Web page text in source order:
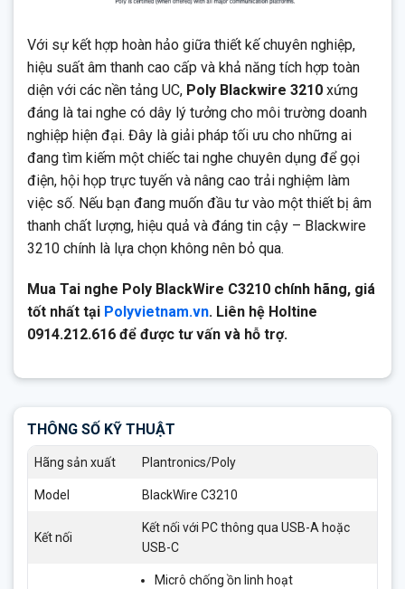
Với sự kết hợp hoàn hảo giữa thiết kế chuyên nghiệp,
hiệu suất âm thanh cao cấp và khả năng tích hợp toàn
diện với các nền tảng UC, Poly Blackwire 3210 xứng
đáng là tai nghe có dây lý tưởng cho môi trường doanh
nghiệp hiện đại. Đây là giải pháp tối ưu cho những ai
đang tìm kiếm một chiếc tai nghe chuyên dụng để gọi
điện, hội họp trực tuyến và nâng cao trải nghiệm làm
việc số. Nếu bạn đang muốn đầu tư vào một thiết bị âm
thanh chất lượng, hiệu quả và đáng tin cậy – Blackwire
3210 chính là lựa chọn không nên bỏ qua.
Mua Tai nghe Poly BlackWire C3210 chính hãng, giá
tốt nhất tại Polyvietnam.vn. Liên hệ Holtine
0914.212.616 để được tư vấn và hỗ trợ.
THÔNG SỐ KỸ THUẬT
Hãng sản xuất Plantronics/Poly
Model BlackWire C3210
Kết nối
Kết nối với PC thông qua USB-A hoặc
USB-C
Micrô chống ồn linh hoạt